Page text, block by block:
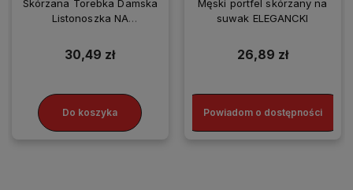
Skórzana Torebka Damska
Listonoszka NA
30,49 zł
Do koszyka
Męski portfel skórzany na
suwak ELEGANCKI
26,89 zł
Powiadom o dostępności